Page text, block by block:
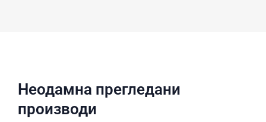
Неодамна прегледани
производи